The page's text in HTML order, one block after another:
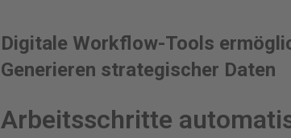
Digitale Workflow-Tools
Generieren strategischer Daten
Arbeitsschritte